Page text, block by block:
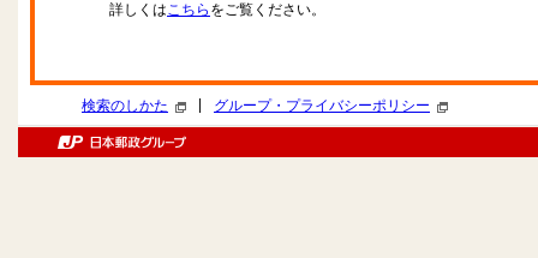
詳しくはこちら をご覧ください。
検索のしかた グループ・プライバシーポリシー